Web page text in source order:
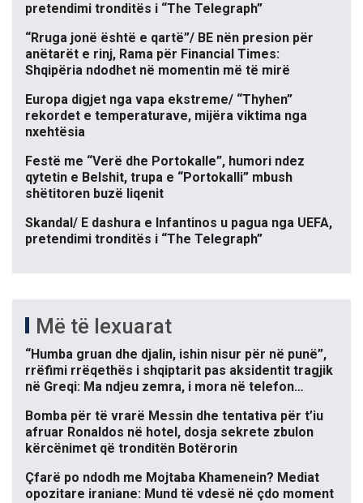
pretendimi tronditës i “The Telegraph”
“Rruga jonë është e qartë”/ BE nën presion për
anëtarët e rinj, Rama për Financial Times:
Shqipëria ndodhet në momentin më të mirë
Europa digjet nga vapa ekstreme/ “Thyhen”
rekordet e temperaturave, mijëra viktima nga
nxehtësia
Festë me “Verë dhe Portokalle”, humori ndez
qytetin e Belshit, trupa e “Portokalli” mbush
shëtitoren buzë liqenit
Skandal/ E dashura e Infantinos u pagua nga UEFA,
pretendimi tronditës i “The Telegraph”
Më të lexuarat
“Humba gruan dhe djalin, ishin nisur për në punë”,
rrëfimi rrëqethës i shqiptarit pas aksidentit tragjik
në Greqi: Ma ndjeu zemra, i mora në telefon…
Bomba për të vrarë Messin dhe tentativa për t’iu
afruar Ronaldos në hotel, dosja sekrete zbulon
kërcënimet që tronditën Botërorin
Çfarë po ndodh me Mojtaba Khamenein? Mediat
opozitare iraniane: Mund të vdesë në çdo moment